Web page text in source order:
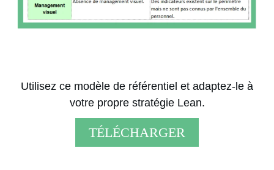
Utilisez ce modèle de référentiel et adaptez-le à
votre propre stratégie Lean.
TÉLÉCHARGER